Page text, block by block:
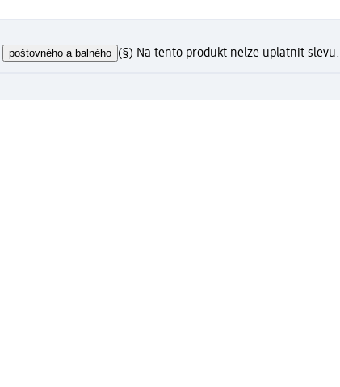
poštovného a balného (§) Na tento produkt nelze uplatnit slevu.